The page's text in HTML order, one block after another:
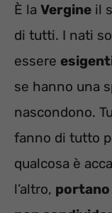
È la Vergine il
di tutti. I nati
essere
se hanno una
nascondono.
fanno di tutto
qualcosa è
l’altro, portano